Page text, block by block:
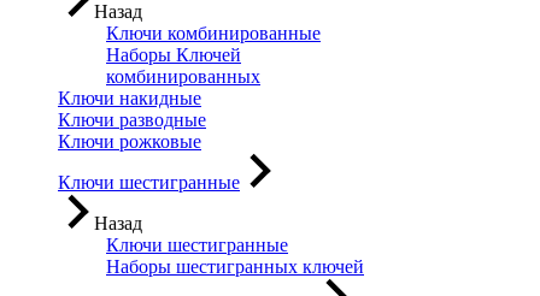
Назад
Ключи комбинированные
Наборы Ключей
комбинированных
Ключи накидные
Ключи разводные
Ключи рожковые
Ключи шестигранные
Назад
Ключи шестигранные
Наборы шестигранных ключей